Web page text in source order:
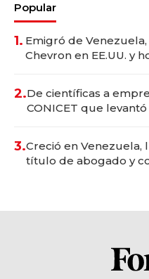
Popular
1. Emigró de
Chevron en EE.UU. y
2.De científicas a
CONICET que
3.Creció en Venezuela,
título de abogado y